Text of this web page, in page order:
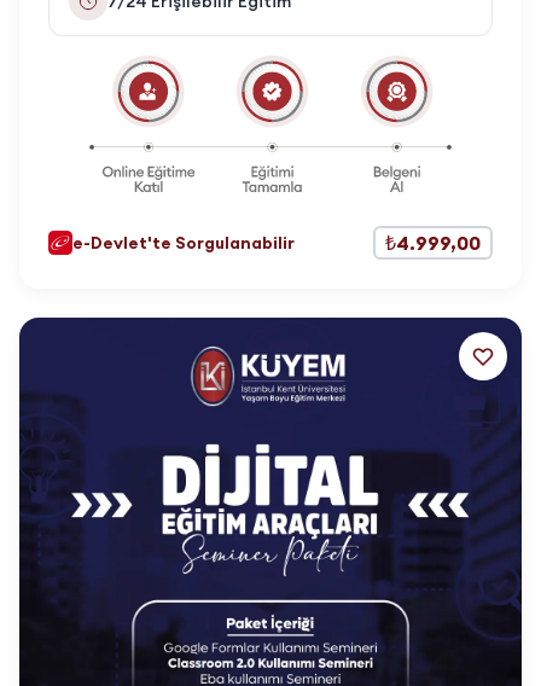
e-Devlet'te Sorgulanabilir ₺4.999,00